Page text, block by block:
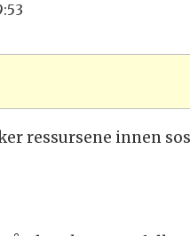
ressursene innen